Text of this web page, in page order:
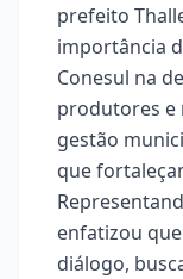
prefeito
importância
Conesul na
produtores e
gestão
que
enfatizou
diálogo,